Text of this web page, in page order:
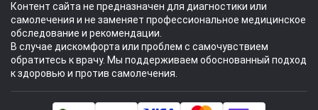
Контент сайта не предназначен для диагностики или
самолечения и не заменяет профессиональное медицинское
обследование и рекомендации.
В случае дискомфорта или проблем с самочувствием
обратитесь к врачу. Мы поддерживаем обоснованный подход
к здоровью и против самолечения.